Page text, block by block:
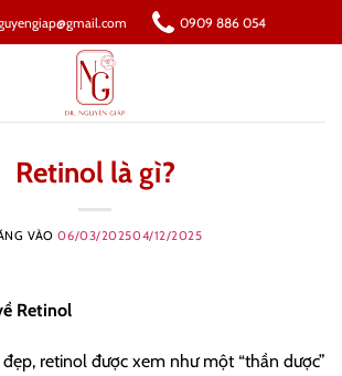
0909 886 054
Retinol là gì?
VÀO06/03/202504/12/2025
Retinol
retinol được xem như một “thần dược”